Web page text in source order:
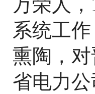
系统工
熏陶，
省电力